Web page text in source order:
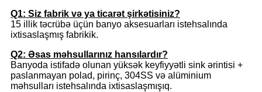
Q1: Siz fabrik və ya ticarət şirkətisiniz?
15 illik təcrübə üçün banyo aksesuarları istehsalında
ixtisaslaşmış fabrikik.
Q2: Əsas məhsullarınız hansılardır?
Banyoda istifadə olunan yüksək keyfiyyətli sink ərintisi +
paslanmayan polad, pirinç, 304SS və alüminium
məhsulları istehsalında ixtisaslaşmışıq.